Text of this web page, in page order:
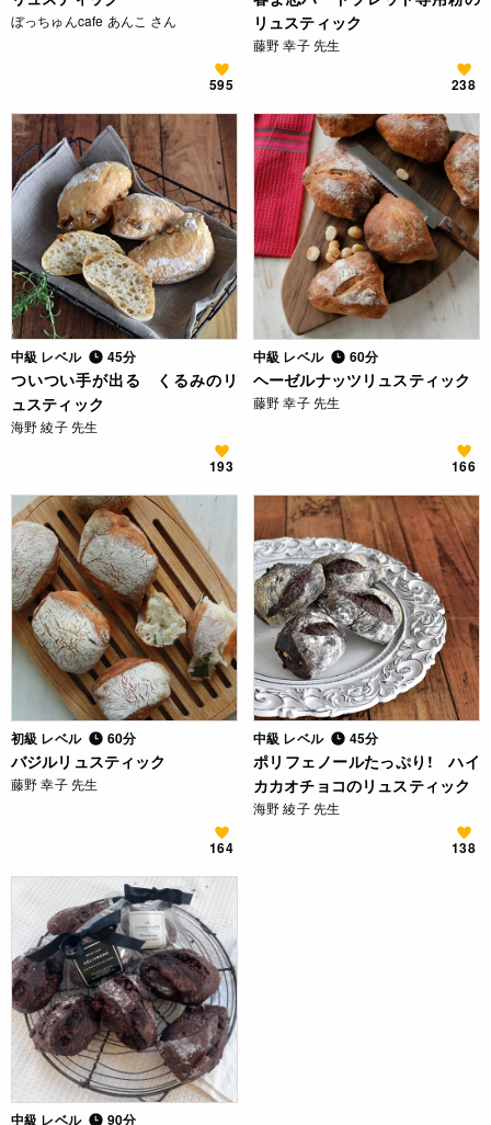
ぼっちゅんcafe あんこ さん
595
リュスティック
藤野 幸子 先生
238
中級 レベル 45分
ついつい手が出る くるみのリ
ュスティック
海野 綾子 先生
193
中級 レベル 60分
ヘーゼルナッツリュスティック
藤野 幸子 先生
166
初級 レベル 60分
バジルリュスティック
藤野 幸子 先生
164
中級 レベル 45分
ポリフェノールたっぷり! ハイ
カカオチョコのリュスティック
海野 綾子 先生
138
中級 レベル 90分